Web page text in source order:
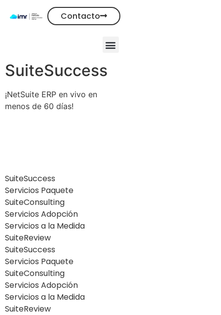
Contacto
SuiteSuccess
¡NetSuite ERP en vivo en
menos de 60 días!
SuiteSuccess
Servicios Paquete
SuiteConsulting
Servicios Adopción
Servicios a la Medida
SuiteReview
SuiteSuccess
Servicios Paquete
SuiteConsulting
Servicios Adopción
Servicios a la Medida
SuiteReview